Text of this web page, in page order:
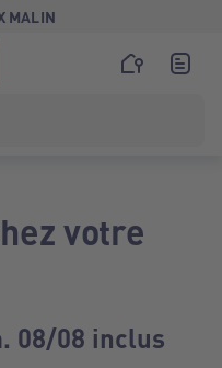
MALIN
votre
08/08 inclus